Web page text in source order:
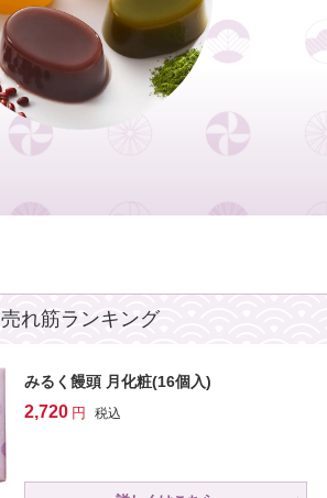
売れ筋ランキング
みるく饅頭 月化粧(16個入)
2,720 税込